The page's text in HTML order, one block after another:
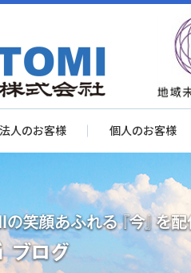
法人のお客様 個人のお客様